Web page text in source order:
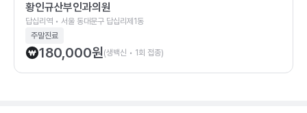
황인규산부인과의원
답십리역 • 서울 동대문구 답십리제1동
주말진료
180,000원(생백신 • 1회 접종)